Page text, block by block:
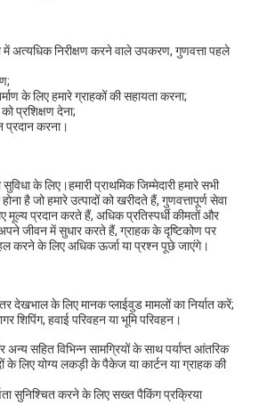
में अत्यधिक निरीक्षण करने वाले उपकरण, गुणवत्ता पहले
के लिए हमारे ग्राहकों की सहायता करना;
प्रशिक्षण देना;
प्रदान करना।
के लिए।हमारी प्राथमिक जिम्मेदारी हमारे सभी
है जो हमारे उत्पादों को खरीदते हैं, गुणवत्तापूर्ण सेवा
मूल्य प्रदान करते हैं, अधिक प्रतिस्पर्धी कीमतों और
जीवन में सुधार करते हैं, ग्राहक के दृष्टिकोण पर
करने के लिए अधिक ऊर्जा या प्रश्न पूछे जाएंगे।
देखभाल के लिए मानक प्लाईवुड मामलों का निर्यात करें;
शिपिंग, हवाई परिवहन या भूमि परिवहन।
सहित विभिन्न सामग्रियों के साथ पर्याप्त आंतरिक
के लिए योग्य लकड़ी के पैकेज या कार्टन या ग्राहक की
सुनिश्चित करने के लिए सख्त पैकिंग प्रक्रिया